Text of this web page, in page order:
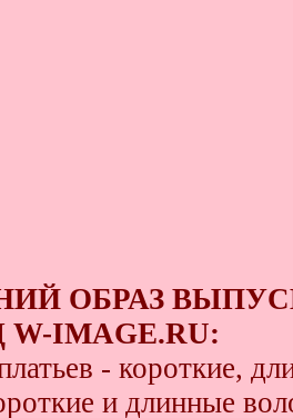
ОБРАЗ
IMAGE.RU:
- короткие,
и длинные